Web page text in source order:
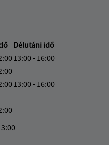
Délutáni idő
13:00 - 16:00
13:00 - 16:00